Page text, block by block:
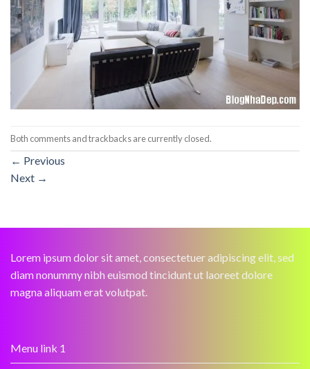
Both comments and trackbacks are currently closed.
← Previous
Next →
Lorem ipsum dolor sit amet, consectetuer adipiscing elit, sed
diam nonummy nibh euismod tincidunt ut laoreet dolore
magna aliquam erat volutpat.
Menu link 1